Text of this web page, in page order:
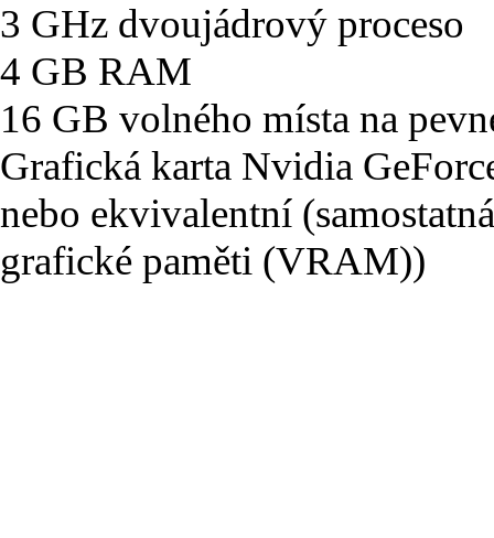
3 GHz dvoujádrový proceso
4 GB RAM
16 GB volného místa na
Grafická karta Nvidia
nebo ekvivalentní
grafické paměti (VRAM))